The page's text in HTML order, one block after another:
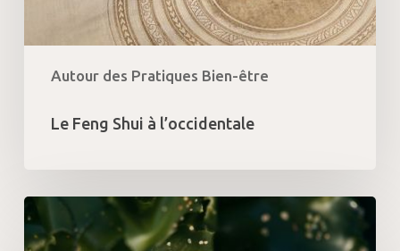
Autour des Pratiques Bien-être
Le Feng Shui à l’occidentale
d’algues